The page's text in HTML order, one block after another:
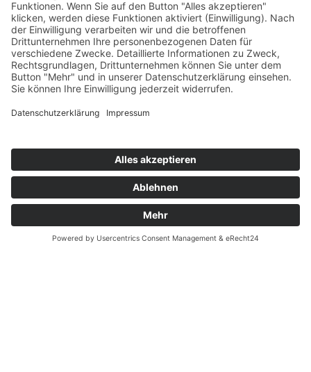
SCHNELLZUGRIFF
Hausgärten
Verkehrsanlagen
Freianlagen
Friedhöfe
Öffentliche Räume
Außenanlagen
Spiel- & Sportstätten